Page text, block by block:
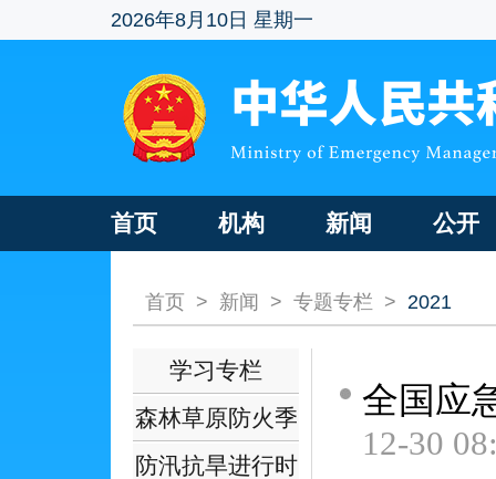
2026年8月10日 星期一
首页 机构 新闻 公开
首页 > 新闻 > 专题专栏 > 2021
学习专栏
森林草原防火季
防汛抗旱进行时
全国应
12-30